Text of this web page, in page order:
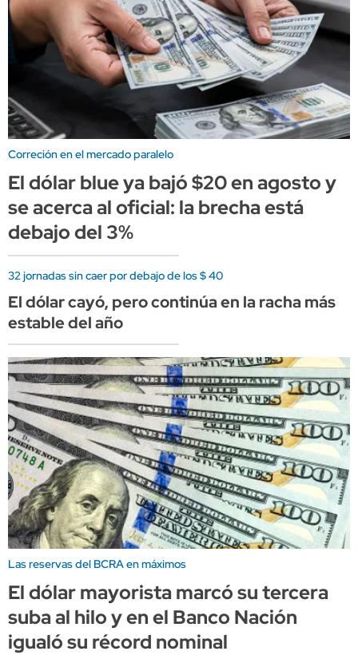
Correción en el mercado paralelo
El dólar blue ya bajó $20 en agosto y
se acerca al oficial: la brecha está
debajo del 3%
32 jornadas sin caer por debajo de los $ 40
El dólar cayó, pero continúa en la racha más
estable del año
Las reservas del BCRA en máximos
El dólar mayorista marcó su tercera
suba al hilo y en el Banco Nación
igualó su récord nominal